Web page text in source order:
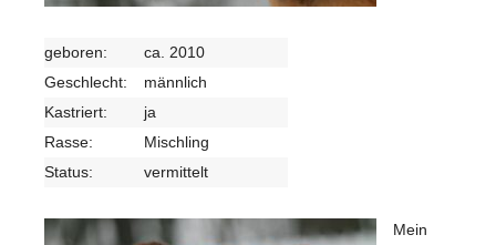
geboren:
ca. 2010
Geschlecht:
männlich
Kastriert:
ja
Rasse:
Mischling
Status:
vermittelt
Mein